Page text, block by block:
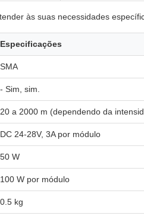
às suas necessidades
Especificações
SMA
- Sim, sim.
20 a 2000 m (dependendo da
DC 24-28V, 3A por módulo
50 W
100 W por módulo
0.5 kg